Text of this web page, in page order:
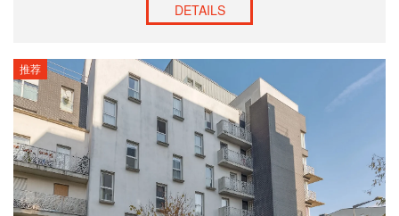
DETAILS
推荐